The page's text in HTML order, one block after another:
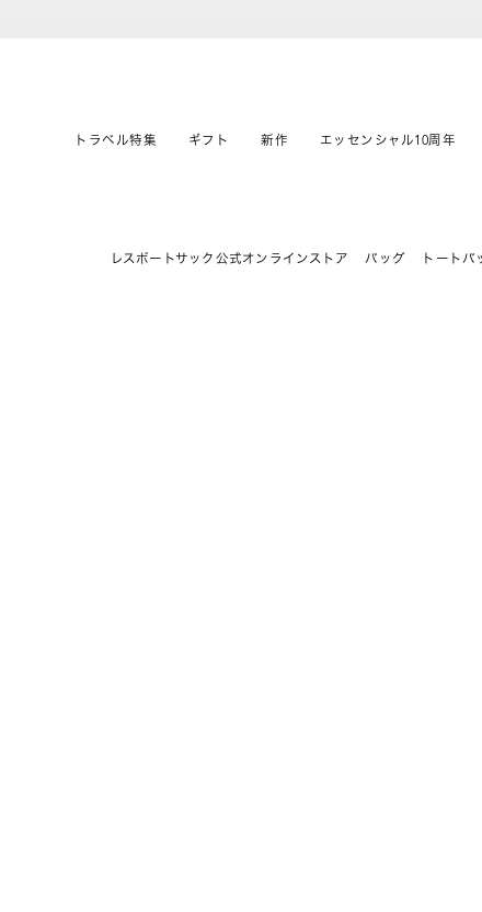
トラベル特集 ギフト 新作 エッセンシャル10周年
レスポートサック公式オンラインストア バッグ トートバ